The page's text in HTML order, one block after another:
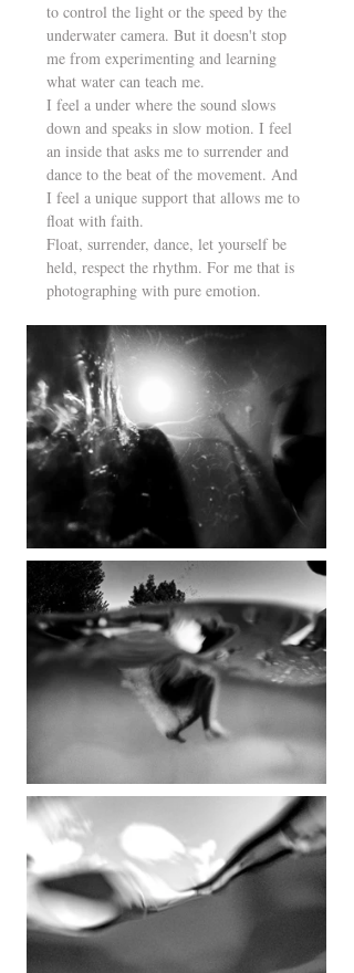
to control the light or the speed by the
underwater camera. But it doesn't stop
me from experimenting and learning
what water can teach me.
I feel a under where the sound slows
down and speaks in slow motion. I feel
an inside that asks me to surrender and
dance to the beat of the movement. And
I feel a unique support that allows me to
float with faith.
Float, surrender, dance, let yourself be
held, respect the rhythm. For me that is
photographing with pure emotion.